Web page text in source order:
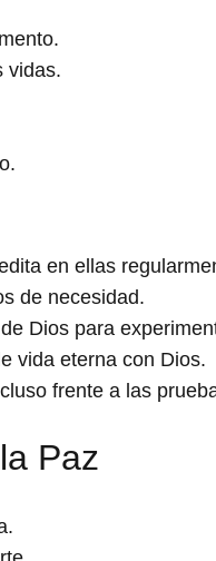
vidas.
en ellas
de necesidad.
Dios para
vida eterna con Dios.
frente a las
Paz